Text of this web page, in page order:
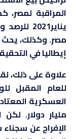
المراقبة لمصر،
مصر. وكذلك، يحث
إيطاليا في
علاوة على ذلك،
للعام المقبل
مليار دولار.
الإفراج عن